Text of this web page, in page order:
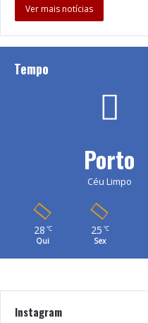
Ver mais notícias
Tempo
Porto
Céu Limpo
28 ℃
Qui
25 ℃
Sex
Instagram